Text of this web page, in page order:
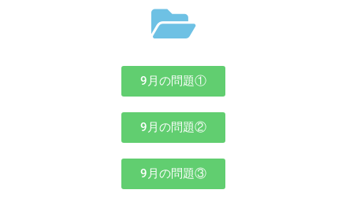
9月の問題①
9月の問題②
9月の問題③